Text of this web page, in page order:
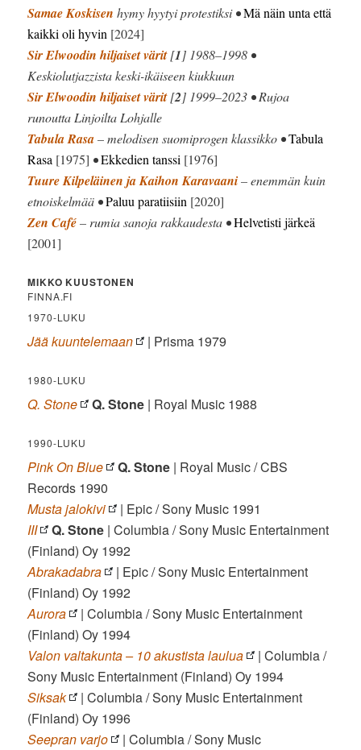
Samae Koskisen hymy hyytyi protestiksi •Mä näin unta että
kaikki oli hyvin [2024]
Sir Elwoodin hiljaiset värit[1] 1988–1998 •
Keskiolutjazzista keski-ikäiseen kiukkuun
Sir Elwoodin hiljaiset värit[2] 1999–2023 • Rujoa
runoutta Linjoilta Lohjalle
Tabula Rasa– melodisen suomiprogen klassikko •Tabula
Rasa [1975] •Ekkedien tanssi [1976]
Tuure Kilpeläinen ja Kaihon Karavaani– enemmän kuin
etnoiskelmää •Paluu paratiisiin [2020]
Zen Café– rumia sanoja rakkaudesta •Helvetisti järkeä
[2001]
MIKKO KUUSTONEN
FINNA.FI
1970-LUKU
Jää kuuntelemaan | Prisma 1979
1980-LUKU
Q. Stone Q. Stone | Royal Music 1988
1990-LUKU
Pink On Blue Q. Stone | Royal Music / CBS
Records 1990
Musta jalokivi
| Epic / Sony Music 1991
III
Q. Stone | Columbia / Sony Music Entertainment
(Finland) Oy 1992
Abrakadabra
| Epic / Sony Music Entertainment
(Finland) Oy 1992
Aurora
| Columbia / Sony Music Entertainment
(Finland) Oy 1994
Valon valtakunta – 10 akustista laulua
| Columbia /
Sony Music Entertainment (Finland) Oy 1994
Siksak
| Columbia / Sony Music Entertainment
(Finland) Oy 1996
Seepran varjo
| Columbia / Sony Music